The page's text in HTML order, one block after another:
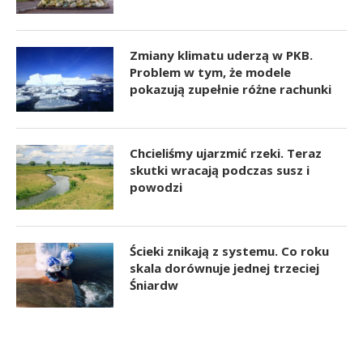
Zmiany klimatu uderzą w PKB.
Problem w tym, że modele
pokazują zupełnie różne rachunki
Chcieliśmy ujarzmić rzeki. Teraz
skutki wracają podczas susz i
powodzi
Ścieki znikają z systemu. Co roku
skala dorównuje jednej trzeciej
Śniardw